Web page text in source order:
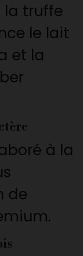
la truffe
le lait
et la
à la
de